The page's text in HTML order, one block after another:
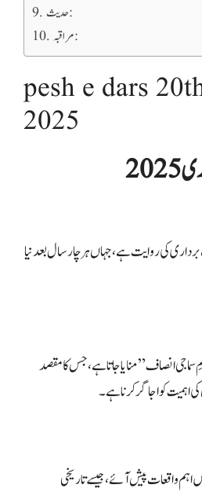
حدیث:
مراقبہ:
pesh e dars
2025
کی روایت ہے، جہاں ہر چار سال بعد نیا
سماجی انصاف” منایا جاتا ہے، جس کا مقصد
اہمیت کو اجاگر کرنا ہے۔
واقعات پیش آئے، جیسے تاریخی